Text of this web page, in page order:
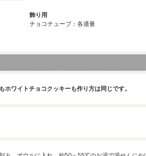
飾り用
チョコチューブ：各適量
ホワイトチョコクッキーも作り方は同じです。